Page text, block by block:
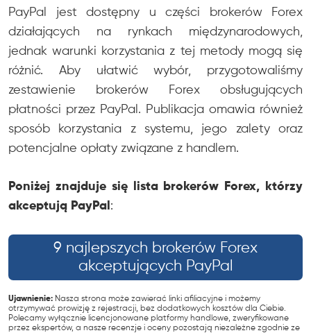
PayPal jest dostępny u części brokerów Forex
działających na rynkach międzynarodowych,
jednak warunki korzystania z tej metody mogą się
różnić. Aby ułatwić wybór, przygotowaliśmy
zestawienie brokerów Forex obsługujących
płatności przez PayPal. Publikacja omawia również
sposób korzystania z systemu, jego zalety oraz
potencjalne opłaty związane z handlem.
Poniżej znajduje się lista brokerów Forex, którzy
akceptują PayPal :
9 najlepszych brokerów Forex
akceptujących PayPal
Ujawnienie: Nasza strona może zawierać linki afiliacyjne i możemy
otrzymywać prowizję z rejestracji, bez dodatkowych kosztów dla Ciebie.
Polecamy wyłącznie licencjonowane platformy handlowe, zweryfikowane
przez ekspertów, a nasze recenzje i oceny pozostają niezależne zgodnie ze